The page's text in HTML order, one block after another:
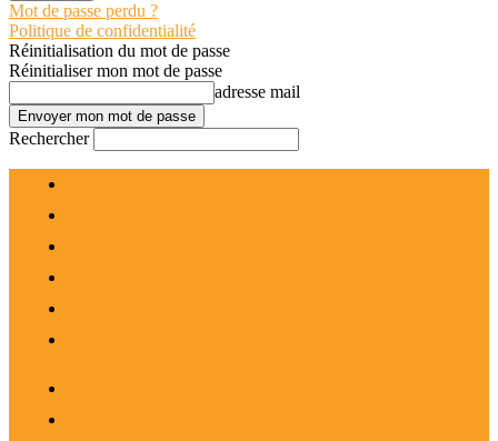
Mot de passe perdu ?
Politique de confidentialité
Réinitialisation du mot de passe
Réinitialiser mon mot de passe
adresse mail
Rechercher